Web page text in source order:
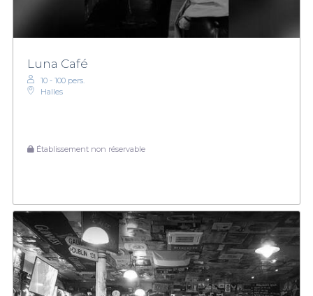
Luna Café
10 - 100 pers.
Halles
Établissement non réservable